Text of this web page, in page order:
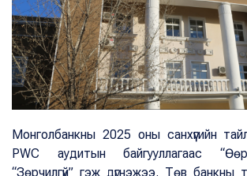
Монголбанкны 2025 оны санхүүгийн
PWC аудитын байгууллагаас
“Зөрчилгүй” гэж дүгнэжээ. Төв банкны